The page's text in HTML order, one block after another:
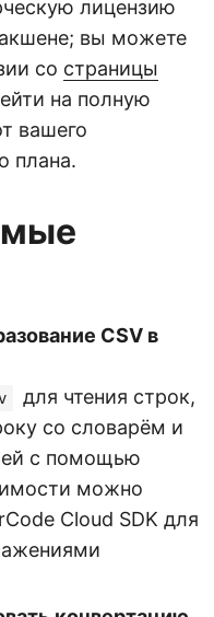
лицензию
вы можете
со страницы
на полную
вашего
плана.
CSV в
для чтения строк,
со словарём и
с помощью
можно
Cloud SDK для